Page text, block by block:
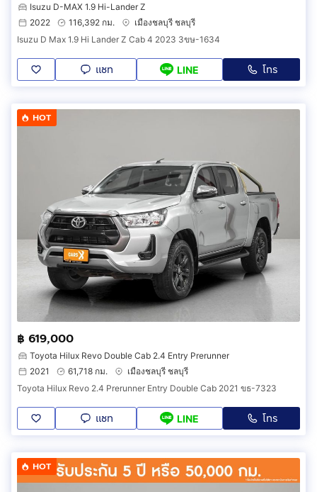
Isuzu D-MAX 1.9 Hi-Lander Z
2022
116,392 กม.
เมืองชลบุรี ชลบุรี
Isuzu D Max 1.9 Hi Lander Z Cab 4 2023 3ขษ-1634
แชท LINE โทร
HOT
฿ 619,000
Toyota Hilux Revo Double Cab 2.4 Entry Prerunner
2021
61,718 กม.
เมืองชลบุรี ชลบุรี
Toyota Hilux Revo 2.4 Prerunner Entry Double Cab 2021 ขธ-7323
แชท LINE โทร
HOT